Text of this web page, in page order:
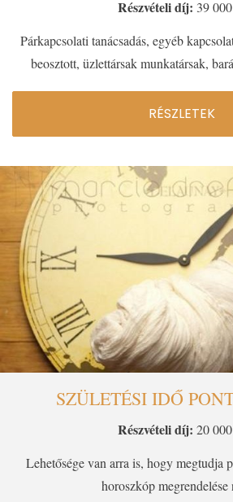
Részvételi díj: 39
Párkapcsolati tanácsadás, egyéb
beosztott, üzlettársak munkatársak,
RÉSZLETEK
SZÜLETÉSI IDŐ
Részvételi díj: 20
Lehetősége van arra is, hogy megtudja
horoszkóp